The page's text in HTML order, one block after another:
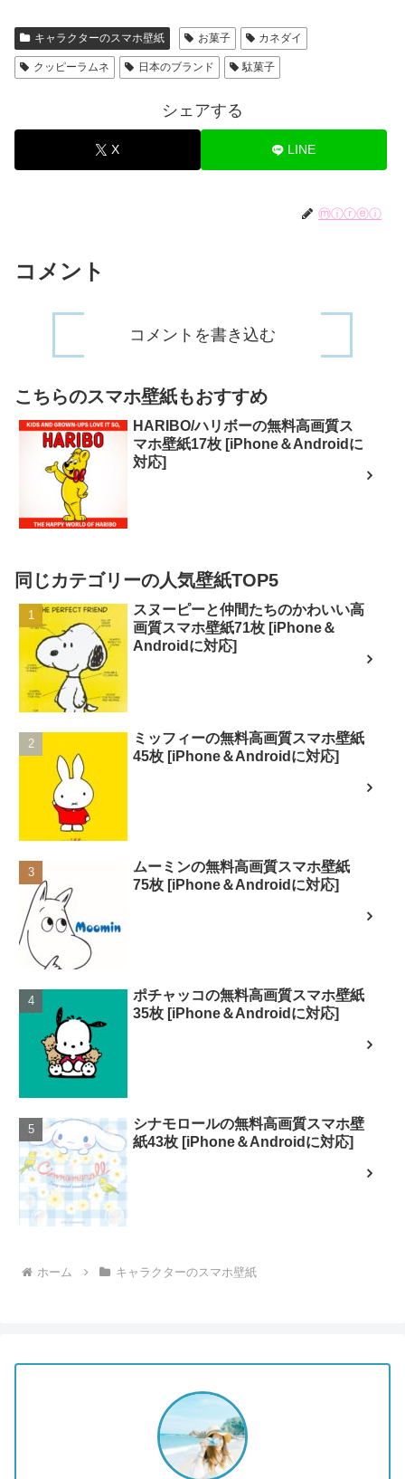
キャラクターのスマホ壁紙 お菓子 カネダイ
クッピーラムネ 日本のブランド 駄菓子
シェアする
X LINE
ⓜⓘⓡⓔⓘ
コメント
コメントを書き込む
こちらのスマホ壁紙もおすすめ
HARIBO/ハリボーの無料高画質ス
マホ壁紙17枚 [iPhone＆Androidに
対応]
同じカテゴリーの人気壁紙TOP5
スヌーピーと仲間たちのかわいい高
画質スマホ壁紙71枚 [iPhone＆
Androidに対応]
ミッフィーの無料高画質スマホ壁紙
45枚 [iPhone＆Androidに対応]
ムーミンの無料高画質スマホ壁紙
75枚 [iPhone＆Androidに対応]
ポチャッコの無料高画質スマホ壁紙
35枚 [iPhone＆Androidに対応]
シナモロールの無料高画質スマホ壁
紙43枚 [iPhone＆Androidに対応]
ホーム キャラクターのスマホ壁紙